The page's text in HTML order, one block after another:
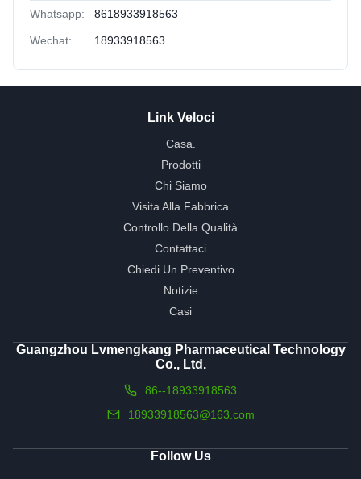
Whatsapp: 8618933918563
Wechat: 18933918563
Link Veloci
Casa.
Prodotti
Chi Siamo
Visita Alla Fabbrica
Controllo Della Qualità
Contattaci
Chiedi Un Preventivo
Notizie
Casi
Guangzhou Lvmengkang Pharmaceutical Technology
Co., Ltd.
86--18933918563
18933918563@163.com
Follow Us